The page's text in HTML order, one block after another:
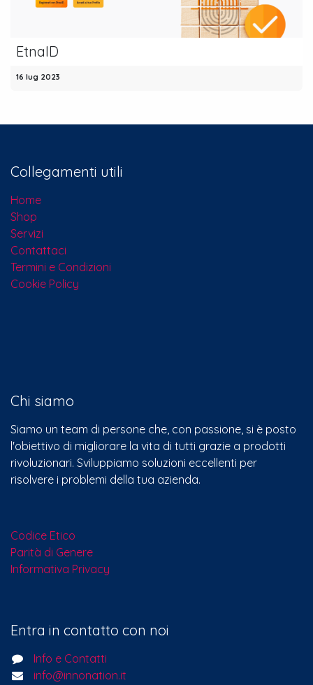
EtnaID
16 lug 2023
Collegamenti utili
Home
Shop
Servizi
Contattaci​
Termini e Condizioni
Cookie Policy
Chi siamo
Siamo un team di persone che, con passione, si è posto
l'obiettivo di migliorare la vita di tutti grazie a prodotti
rivoluzionari. Sviluppiamo soluzioni eccellenti per
risolvere i problemi della tua azienda.
Codice Etico
Parità di Genere
Informativa Privacy
Entra in contatto con noi
Info e Contatti
info@innonation.it